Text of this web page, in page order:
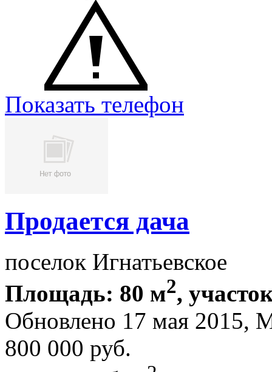
Показать телефон
Продается дача
поселок Игнатьевское
Площадь: 80 м2,
Обновлено 17 мая
800 000 руб.